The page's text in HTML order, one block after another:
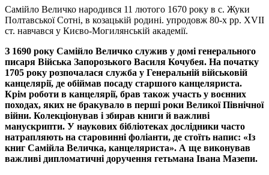
Самійло Величко народився 11 лютого 1670 року в с. Жуки
Полтавської Сотні, в козацькій родині. упродовж 80-х рр. ХVІІ
ст. навчався у Києво-Могилянській академії.
З 1690 року Самійло Величко служив у домі генерального
писаря Війська Запорозького Василя Кочубея. На початку
1705 року розпочалася служба у Генеральній військовій
канцелярії, де обіймав посаду старшого канцеляриста.
Крім роботи в канцелярії, брав також участь у воєнних
походах, яких не бракувало в перші роки Великої Північної
війни. Колекціонував і збирав книги й важливі
манускрипти. У наукових бібліотеках дослідники часто
натрапляють на старовинні фоліанти, де стоїть напис: «Із
книг Самійла Величка, канцеляриста». А ще виконував
важливі дипломатичні доручення гетьмана Івана Мазепи.